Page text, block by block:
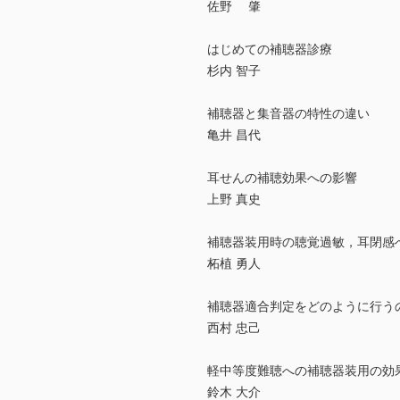
佐野 肇
はじめての補聴器診療
杉内 智子
補聴器と集音器の特性の違い
亀井 昌代
耳せんの補聴効果への影響
上野 真史
補聴器装用時の聴覚過敏，耳閉感
柘植 勇人
補聴器適合判定をどのように行う
西村 忠己
軽中等度難聴への補聴器装用の効
鈴木 大介